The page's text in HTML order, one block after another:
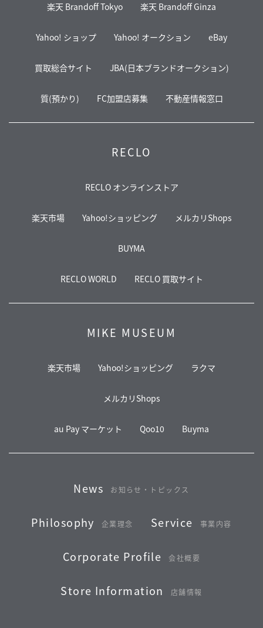
楽天 Brandoff Tokyo 楽天 Brandoff Ginza
Yahoo! ショップ Yahoo! オークション eBay
買取総合サイト JBA(日本ブランドオークション)
質(預かり) FC加盟店募集 不動産情報窓口
RECLO
RECLO オンラインストア
楽天市場 Yahoo!ショッピング メルカリShops
BUYMA
RECLO WORLD RECLO 買取サイト
MIKE MUSEUM
楽天市場 Yahoo!ショッピング ラクマ
メルカリShops
au Pay マーケット Qoo10 Buyma
News お知らせ・トピックス
Philosophy 企業理念 Service 事業内容
Corporate Profile 会社概要
Store Information 店舗情報